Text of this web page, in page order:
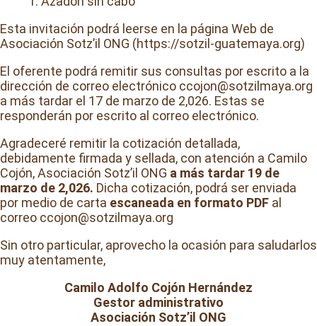
Esta invitación podrá leerse en la página Web de
Asociación Sotz’il ONG (https://sotzil-guatemaya.org)
El oferente podrá remitir sus consultas por escrito a la
dirección de correo electrónico ccojon@sotzilmaya.org
a más tardar el 17 de marzo de 2,026. Estas se
responderán por escrito al correo electrónico.
Agradeceré remitir la cotización detallada,
debidamente firmada y sellada, con atención a Camilo
Cojón, Asociación Sotz’il ONG a más tardar 19 de
marzo de 2,026. Dicha cotización, podrá ser enviada
por medio de carta escaneada en formato PDF al
correo ccojon@sotzilmaya.org
Sin otro particular, aprovecho la ocasión para saludarlos
muy atentamente,
Camilo Adolfo Cojón Hernández
Gestor administrativo
Asociación Sotz’il ONG